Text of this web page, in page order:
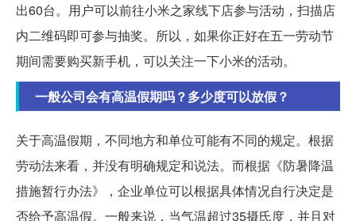
出60台。用户可以前往小米之家线下店参与活动，扫描店
内二维码即可参与抽奖。所以，如果你正好在五一劳动节
期间需要购买新手机，可以关注一下小米的活动。
一般公司会有高温假期吗？多少度可以放假？
关于高温假期，不同地方和单位可能有不同的规定。根据
劳动法来看，并没有明确规定和说法。而根据《防暑降温
措施暂行办法》，企业单位可以根据具体情况自行决定是
否给予高温假。一般来说，当气温超过35摄氏度，并且对